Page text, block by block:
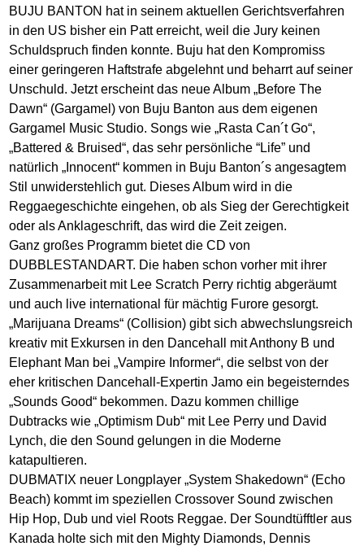
BUJU BANTON hat in seinem aktuellen Gerichtsverfahren
in den US bisher ein Patt erreicht, weil die Jury keinen
Schuldspruch finden konnte. Buju hat den Kompromiss
einer geringeren Haftstrafe abgelehnt und beharrt auf seiner
Unschuld. Jetzt erscheint das neue Album „Before The
Dawn“ (Gargamel) von Buju Banton aus dem eigenen
Gargamel Music Studio. Songs wie „Rasta Can´t Go“,
„Battered & Bruised“, das sehr persönliche “Life” und
natürlich „Innocent“ kommen in Buju Banton´s angesagtem
Stil unwiderstehlich gut. Dieses Album wird in die
Reggaegeschichte eingehen, ob als Sieg der Gerechtigkeit
oder als Anklageschrift, das wird die Zeit zeigen.
Ganz großes Programm bietet die CD von
DUBBLESTANDART. Die haben schon vorher mit ihrer
Zusammenarbeit mit Lee Scratch Perry richtig abgeräumt
und auch live international für mächtig Furore gesorgt.
„Marijuana Dreams“ (Collision) gibt sich abwechslungsreich
kreativ mit Exkursen in den Dancehall mit Anthony B und
Elephant Man bei „Vampire Informer“, die selbst von der
eher kritischen Dancehall-Expertin Jamo ein begeisterndes
„Sounds Good“ bekommen. Dazu kommen chillige
Dubtracks wie „Optimism Dub“ mit Lee Perry und David
Lynch, die den Sound gelungen in die Moderne
katapultieren.
DUBMATIX neuer Longplayer „System Shakedown“ (Echo
Beach) kommt im speziellen Crossover Sound zwischen
Hip Hop, Dub und viel Roots Reggae. Der Soundtüfftler aus
Kanada holte sich mit den Mighty Diamonds, Dennis